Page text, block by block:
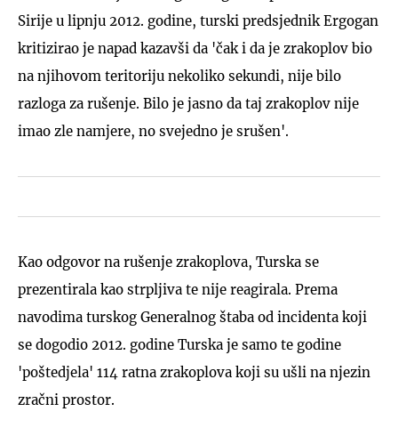
Sirije u lipnju 2012. godine, turski predsjednik Ergogan
kritizirao je napad kazavši da 'čak i da je zrakoplov bio
na njihovom teritoriju nekoliko sekundi, nije bilo
razloga za rušenje. Bilo je jasno da taj zrakoplov nije
imao zle namjere, no svejedno je srušen'.
Kao odgovor na rušenje zrakoplova, Turska se
prezentirala kao strpljiva te nije reagirala. Prema
navodima turskog Generalnog štaba od incidenta koji
se dogodio 2012. godine Turska je samo te godine
'poštedjela' 114 ratna zrakoplova koji su ušli na njezin
zračni prostor.